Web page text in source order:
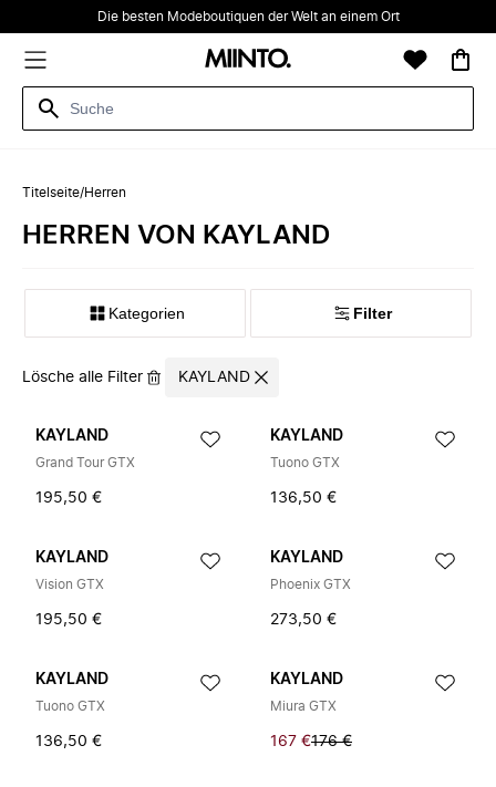
Die besten Modeboutiquen der Welt an einem Ort
Titelseite/Herren
HERREN VON KAYLAND
Kategorien Filter
Lösche alle Filter KAYLAND
KAYLAND
Grand Tour GTX
195,50 €
KAYLAND
Tuono GTX
136,50 €
KAYLAND
Vision GTX
195,50 €
KAYLAND
Phoenix GTX
273,50 €
KAYLAND
Tuono GTX
136,50 €
KAYLAND
Miura GTX
167 €176 €